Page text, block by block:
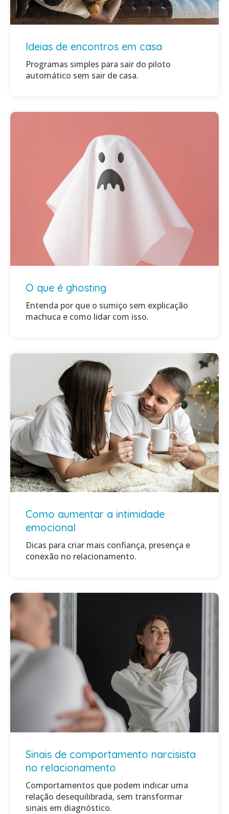
Ideias de encontros em casa
Programas simples para sair do piloto
automático sem sair de casa.
O que é ghosting
Entenda por que o sumiço sem explicação
machuca e como lidar com isso.
Como aumentar a intimidade
emocional
Dicas para criar mais confiança, presença e
conexão no relacionamento.
Sinais de comportamento narcisista
no relacionamento
Comportamentos que podem indicar uma
relação desequilibrada, sem transformar
sinais em diagnóstico.